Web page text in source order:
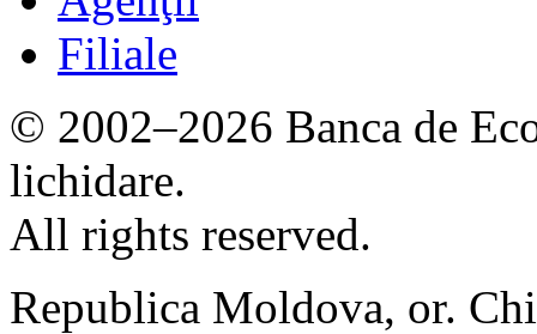
Filiale
© 2002–2026 Banca de
lichidare.
All rights reserved.
Republica Moldova, or.